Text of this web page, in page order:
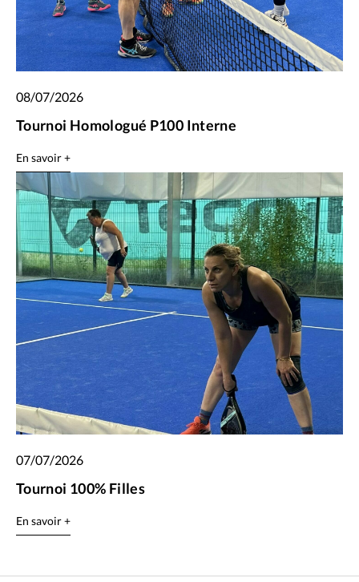
08/07/2026
Tournoi Homologué P100 Interne
En savoir +
07/07/2026
Tournoi 100% Filles
En savoir +